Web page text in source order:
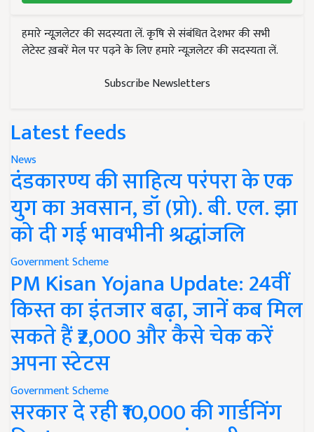
हमारे न्यूज़लेटर की सदस्यता लें. कृषि से संबंधित देशभर की सभी
लेटेस्ट ख़बरें मेल पर पढ़ने के लिए हमारे न्यूज़लेटर की सदस्यता लें.
Subscribe Newsletters
Latest feeds
News
दंडकारण्य की साहित्य परंपरा के एक
युग का अवसान, डॉ (प्रो). बी. एल. झा
को दी गई भावभीनी श्रद्धांजलि
Government Scheme
PM Kisan Yojana Update: 24वीं
किस्त का इंतजार बढ़ा, जानें कब मिल
सकते हैं ₹2,000 और कैसे चेक करें
अपना स्टेटस
Government Scheme
सरकार दे रही ₹10,000 की गार्डनिंग